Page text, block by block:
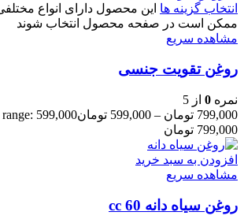
انتخاب گزینه ها این محصول دارای انواع
ممکن است در صفحه محصول انتخاب شوند
مشاهده سریع
روغن تقویت جنسی
نمره 0 از 5
799,000 تومان –
599,000 تومان
799,000 تومان
افزودن به سبد خرید
مشاهده سریع
روغن سیاه دانه 60 cc